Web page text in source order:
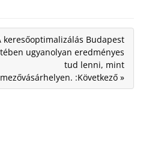
keresőoptimalizálás Budapest
ugyanolyan eredményes
tud lenni, mint
:Következő »